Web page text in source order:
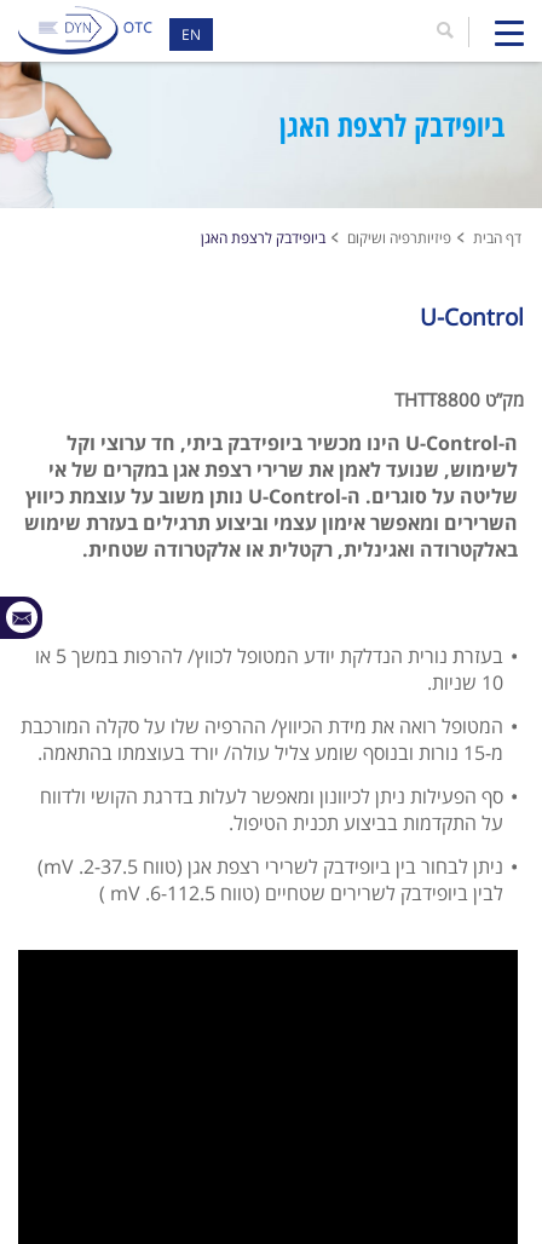
EN
ביופידבק לרצפת האגן
דף הבית פיזיותרפיה ושיקום ביופידבק לרצפת האגן
U-Control
מק”ט THTT8800
ה-U-Control הינו מכשיר ביופידבק ביתי, חד ערוצי וקל
לשימוש, שנועד לאמן את שרירי רצפת אגן במקרים של אי
שליטה על סוגרים. ה-U-Control נותן משוב על עוצמת כיווץ
השרירים ומאפשר אימון עצמי וביצוע תרגילים בעזרת שימוש
באלקטרודה ואגינלית, רקטלית או אלקטרודה שטחית.
בעזרת נורית הנדלקת יודע המטופל לכווץ/ להרפות במשך 5 או
10 שניות.
המטופל רואה את מידת הכיווץ/ ההרפיה שלו על סקלה המורכבת
מ-15 נורות ובנוסף שומע צליל עולה/ יורד בעוצמתו בהתאמה.
סף הפעילות ניתן לכיוונון ומאפשר לעלות בדרגת הקושי ולדווח
על התקדמות בביצוע תכנית הטיפול.
ניתן לבחור בין ביופידבק לשרירי רצפת אגן (טווח mV .2-37.5)
לבין ביופידבק לשרירים שטחיים (טווח 6-112.5. mV )